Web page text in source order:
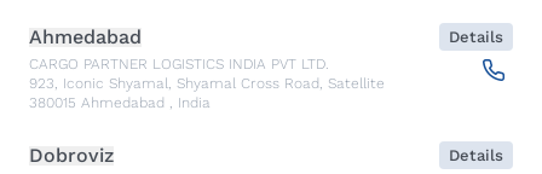
Ahmedabad
CARGO PARTNER LOGISTICS INDIA PVT LTD.
923, Iconic Shyamal, Shyamal Cross Road, Satellite
380015 Ahmedabad , India
Details
Dobroviz Details